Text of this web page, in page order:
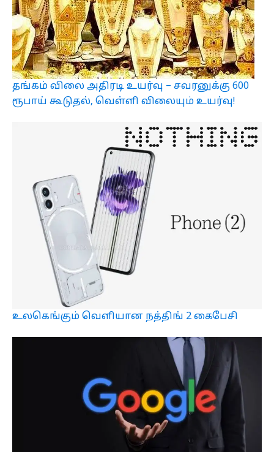
தங்கம் விலை அதிரடி உயர்வு – சவரனுக்கு 600
ரூபாய் கூடுதல், வெள்ளி விலையும் உயர்வு!
உலகெங்கும் வெளியான நத்திங் 2 கைபேசி